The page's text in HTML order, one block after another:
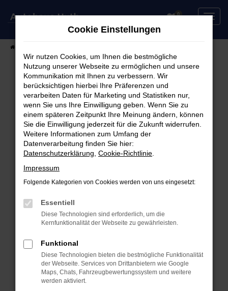
Zum
0
Fehler: Network Error
Beim Laden ist ein Fehler aufgetreten.
Hier sind ein paar Tipps, die dir helfen können:
Überprüfe deine Firewall und deine
Internetverbindung.
Laden andere Webseiten, zum Beispiel deine
Manche Erweiterungen, wie Werbeblocker,
können das Laden bestimmter Seiten
verhindern. Funktioniert die Seite in einem
Fenster?
Starte dein Gerät neu.
Das kann manchmal helfen, vorübergehende
Probleme zu beheben.
Cookie Einstellungen
Wir nutzen Cookies, um Ihnen die bestmögliche
Nutzung unserer Webseite zu ermöglichen und unsere
Kommunikation mit Ihnen zu verbessern. Wir
berücksichtigen hierbei Ihre Präferenzen und
verarbeiten Daten für Marketing und Statistiken nur,
wenn Sie uns Ihre Einwilligung geben. Wenn Sie zu
einem späteren Zeitpunkt Ihre Meinung ändern, können
Sie die Einwilligung jederzeit für die Zukunft widerrufen.
Weitere Informationen zum Umfang der
Datenverarbeitung finden Sie hier:
Datenschutzerklärung Cookie-Richtlinie
Impressum
Folgende Kategorien von Cookies werden von uns eingesetzt:
Essentiell
Diese Technologien sind erforderlich, um die
Kernfunktionalität der Webseite zu gewährleisten.
Funktional
Diese Technologien bieten die bestmögliche Funktionalität
der Webseite. Services von Drittanbietern wie Google
Maps, Chats, Fahrzeugbewertungssystem und weitere
werden aktiviert.